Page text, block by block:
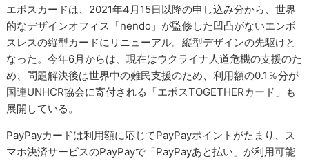
エポスカードは、2021年4月15日以降の申し込み分から、世界
的なデザインオフィス「nendo」が監修した凹凸がないエンボ
スレスの縦型カードにリニューアル。縦型デザインの先駆けと
なった。今年6月からは、現在はウクライナ人道危機の支援のた
め、問題解決後は世界中の難民支援のため、利用額の0.1％分が
国連UNHCR協会に寄付される「エポスTOGETHERカード」も
展開している。
PayPayカードは利用額に応じてPayPayポイントがたまり、ス
マホ決済サービスのPayPayで「PayPayあと払い」が利用可能